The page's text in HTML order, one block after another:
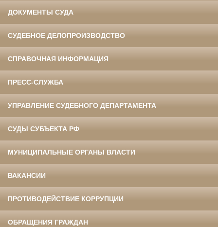
ДОКУМЕНТЫ СУДА
СУДЕБНОЕ ДЕЛОПРОИЗВОДСТВО
СПРАВОЧНАЯ ИНФОРМАЦИЯ
ПРЕСС-СЛУЖБА
УПРАВЛЕНИЕ СУДЕБНОГО ДЕПАРТАМЕНТА
СУДЫ СУБЪЕКТА РФ
МУНИЦИПАЛЬНЫЕ ОРГАНЫ ВЛАСТИ
ВАКАНСИИ
ПРОТИВОДЕЙСТВИЕ КОРРУПЦИИ
ОБРАЩЕНИЯ ГРАЖДАН